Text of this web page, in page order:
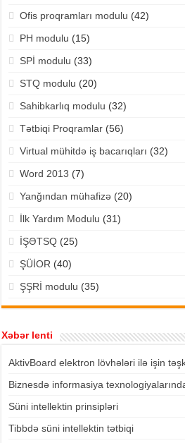
Ofis proqramları modulu (42)
PH modulu (15)
SPİ modulu (33)
STQ modulu (20)
Sahibkarlıq modulu (32)
Tətbiqi Proqramlar(56)
Virtual mühitdə iş bacarıqları (32)
Word 2013 (7)
Yanğından mühafizə(20)
İlk Yardım Modulu (31)
İŞƏTSQ(25)
ŞÜİOR(40)
ŞŞRİ modulu (35)
Xəbər lenti
AktivBoard elektron lövhələri ilə işin
Biznesdə informasiya
Süni intellektin prinsipləri
Tibbdə süni intellektin tətbiqi